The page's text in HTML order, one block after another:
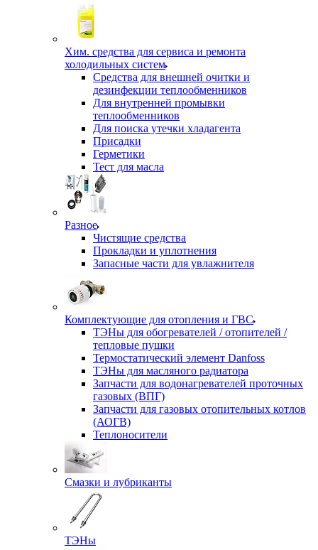
Хим. средства для сервиса и ремонта
холодильных систем
Средства для внешней очитки и
дезинфекции теплообменников
Для внутренней промывки
теплообменников
Для поиска утечки хладагента
Присадки
Герметики
Тест для масла
Разное
Чистящие средства
Прокладки и уплотнения
Запасные части для увлажнителя
Комплектующие для отопления и ГВС
ТЭНы для обогревателей / отопителей /
тепловые пушки
Термостатический элемент Danfoss
ТЭНы для масляного радиатора
Запчасти для водонагревателей проточных
газовых (ВПГ)
Запчасти для газовых отопительных котлов
(АОГВ)
Теплоносители
Смазки и лубриканты
ТЭНы